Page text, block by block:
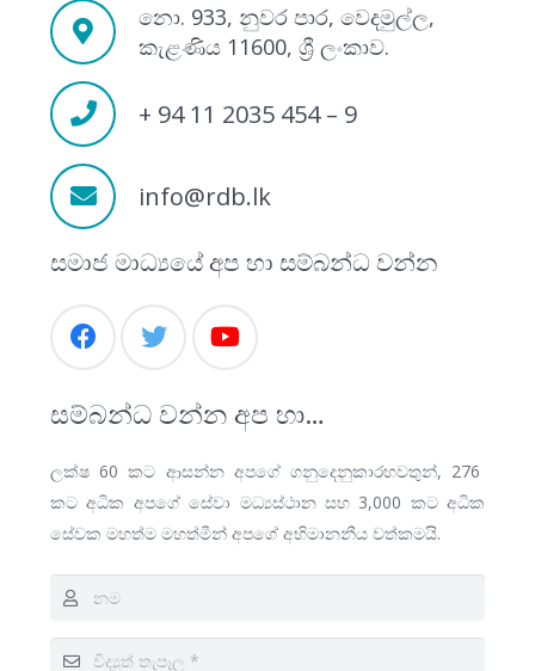
නො. 933, නුවර පාර, වෙදමුල්ල,
කැළණිය 11600, ශ්‍රී ලංකාව.
+ 94 11 2035 454 – 9
info@rdb.lk
සමාජ මාධ්‍යයේ අප හා සම්බන්ධ වන්න
සම්බන්ධ වන්න අප හා…
ලක්ෂ 60 කට ආසන්න අපගේ ගනුදෙනුකාරභවතුන්, 276
කට අධික අපගේ සේවා මධ්‍යස්ථාන සහ 3,000 කට අධික
සේවක මහත්ම මහත්මීන් අපගේ අභිමානනීය වත්කමයි.